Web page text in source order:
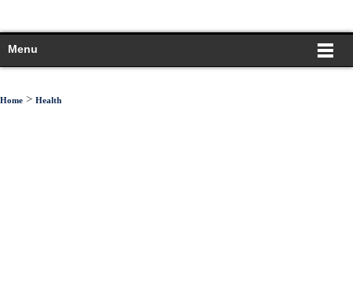
Menu
Home > Health